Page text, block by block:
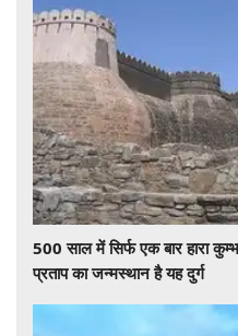
500 साल में सिर्फ एक बार हारा
प्रताप का जन्मस्थान है यह दुर्ग